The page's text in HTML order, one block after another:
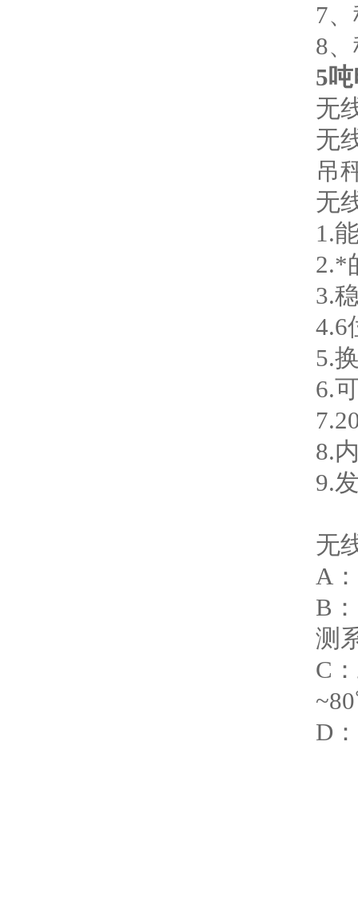
7
8
5
无
无
吊
无
1.
2.*
3.
4.6
5.
6.
8.
9.
无
A
B
测
C
D